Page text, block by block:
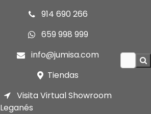
914 690 266
659 998 999
info@jumisa.com
Tiendas
Visita Virtual Showroom
Leganés